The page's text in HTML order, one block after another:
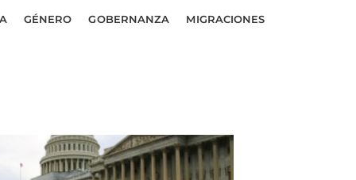
GÉNERO GOBERNANZA MIGRACIONES